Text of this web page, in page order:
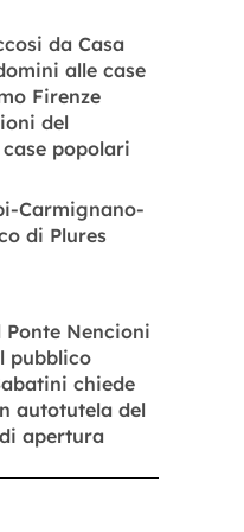
da Casa
alle case
Firenze
del
popolari
Carmignano-
di Plures
Ponte Nencioni
pubblico
chiede
autotutela del
apertura